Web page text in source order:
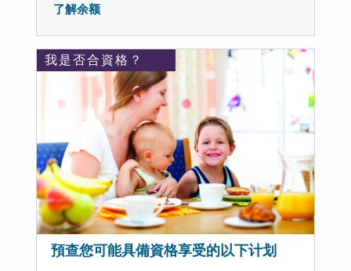
了解余额
我是否合資格？
預查您可能具備資格享受的以下计划